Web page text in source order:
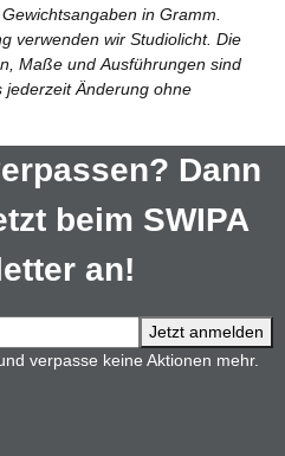
in Gramm.
verwenden wir Studiolicht. Die
Maße und Ausführungen sind
jederzeit Änderung ohne
Dann
beim SWIPA
an!
Jetzt anmelden
verpasse keine Aktionen mehr.